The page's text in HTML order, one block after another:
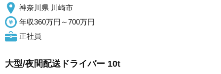
神奈川県 川崎市
年収360万円～700万円
正社員
大型/夜間配送ドライバー 10t